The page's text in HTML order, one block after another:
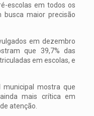
escolas em todos os
busca maior precisão
em dezembro
que 39,7% das
em escolas, e
mostra que
mais crítica em
atenção.